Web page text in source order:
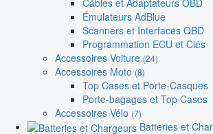
Émulateurs AdBlue
Scanners et Interfaces OBD
Programmation ECU et Clés
Accessoires Voiture (24)
Accessoires Moto (8)
Top Cases et Porte-Casques
Porte-bagages et Top Cases
Accessoires Vélo (7)
Batteries et